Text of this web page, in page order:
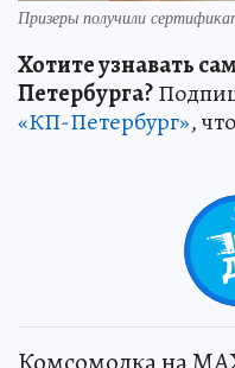
Призеры получили
Хотите узнавать
Петербурга?
«КП-Петербург»,